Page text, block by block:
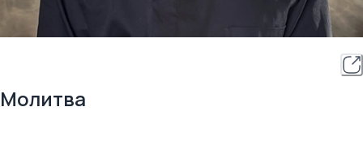
Молитва